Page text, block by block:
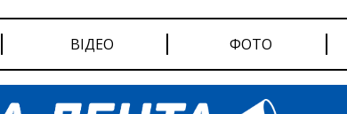
ВІДЕО ФОТО